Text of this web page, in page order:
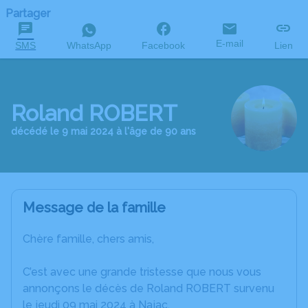
Partager
SMS WhatsApp Facebook E-mail Lien
Roland ROBERT
décédé le 9 mai 2024 à l'âge de 90 ans
Message de la famille
Chère famille, chers amis,
C’est avec une grande tristesse que nous vous
annonçons le décès de Roland ROBERT survenu
le jeudi 09 mai 2024 à Najac.